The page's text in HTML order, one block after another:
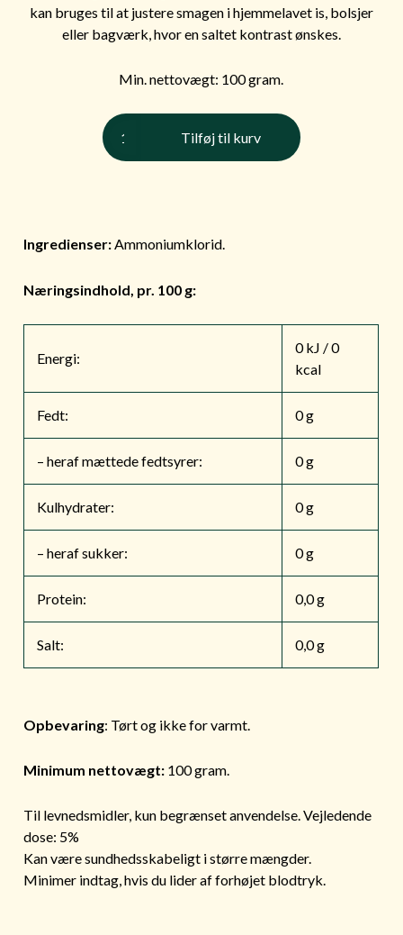
kan bruges til at justere smagen i hjemmelavet is, bolsjer
eller bagværk, hvor en saltet kontrast ønskes.
Min. nettovægt: 100 gram.
Salmiakpulver
antal
Tilføj til kurv
Ingredienser:Ammoniumklorid.
Næringsindhold, pr. 100 g:
Energi:
0 kJ / 0
kcal
Fedt: 0 g
– heraf mættede fedtsyrer: 0 g
Kulhydrater: 0 g
– heraf sukker: 0 g
Protein: 0,0 g
Salt: 0,0 g
Opbevaring: Tørt og ikke for varmt.
Minimum nettovægt: 100 gram.
Til levnedsmidler, kun begrænset anvendelse. Vejledende
dose: 5%
Kan være sundhedsskabeligt i større mængder.
Minimer indtag, hvis du lider af forhøjet blodtryk.